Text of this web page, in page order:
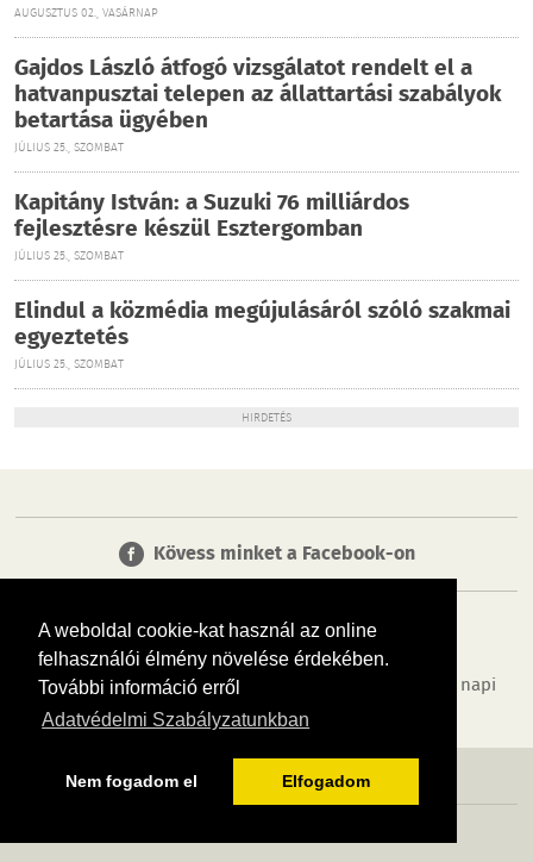
A weboldal cookie-kat használ az online
felhasználói élmény növelése érdekében.
További információ erről
Adatvédelmi Szabályzatunkban
Nem fogadom el Elfogadom
AUGUSZTUS 02., VASÁRNAP
Gajdos László átfogó vizsgálatot rendelt el a
hatvanpusztai telepen az állattartási szabályok
betartása ügyében
JÚLIUS 25., SZOMBAT
Kapitány István: a Suzuki 76 milliárdos
fejlesztésre készül Esztergomban
JÚLIUS 25., SZOMBAT
Elindul a közmédia megújulásáról szóló szakmai
egyeztetés
JÚLIUS 25., SZOMBAT
HIRDETÉS
Kövess minket a Facebook-on
Tudj meg többet városodról! Hírek, programok, képek, napi
menü, cégek…. és minden, ami Biatorbágy
MÉDIAAJÁNLÓ ADATVÉDELEM IMPRESSZUM RÓLUNK